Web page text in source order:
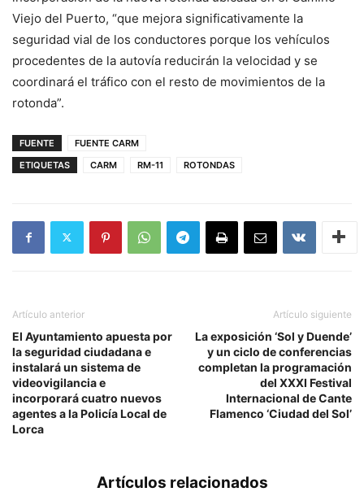
Viejo del Puerto, “que mejora significativamente la
seguridad vial de los conductores porque los vehículos
procedentes de la autovía reducirán la velocidad y se
coordinará el tráfico con el resto de movimientos de la
rotonda”.
FUENTE
FUENTE CARM
ETIQUETAS
CARM RM-11 ROTONDAS
Artículo anterior
El Ayuntamiento apuesta por
la seguridad ciudadana e
instalará un sistema de
videovigilancia e
incorporará cuatro nuevos
agentes a la Policía Local de
Lorca
Artículo siguiente
La exposición ‘Sol y Duende’
y un ciclo de conferencias
completan la programación
del XXXI Festival
Internacional de Cante
Flamenco ‘Ciudad del Sol’
Artículos relacionados